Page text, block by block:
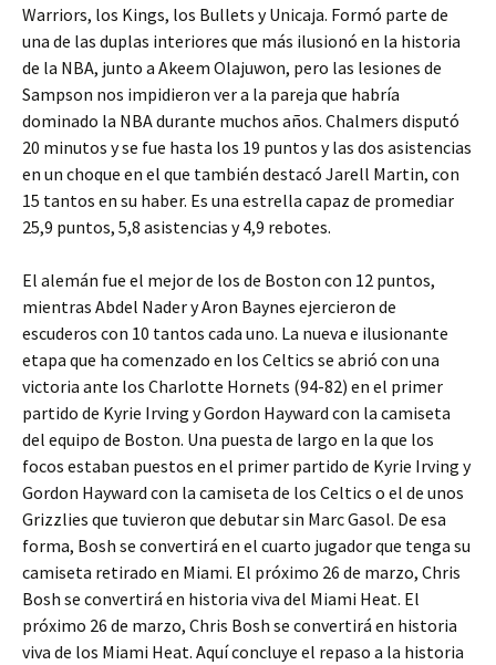
Warriors, los Kings, los Bullets y Unicaja. Formó parte de
una de las duplas interiores que más ilusionó en la historia
de la NBA, junto a Akeem Olajuwon, pero las lesiones de
Sampson nos impidieron ver a la pareja que habría
dominado la NBA durante muchos años. Chalmers disputó
20 minutos y se fue hasta los 19 puntos y las dos asistencias
en un choque en el que también destacó Jarell Martin, con
15 tantos en su haber. Es una estrella capaz de promediar
25,9 puntos, 5,8 asistencias y 4,9 rebotes.
El alemán fue el mejor de los de Boston con 12 puntos,
mientras Abdel Nader y Aron Baynes ejercieron de
escuderos con 10 tantos cada uno. La nueva e ilusionante
etapa que ha comenzado en los Celtics se abrió con una
victoria ante los Charlotte Hornets (94-82) en el primer
partido de Kyrie Irving y Gordon Hayward con la camiseta
del equipo de Boston. Una puesta de largo en la que los
focos estaban puestos en el primer partido de Kyrie Irving y
Gordon Hayward con la camiseta de los Celtics o el de unos
Grizzlies que tuvieron que debutar sin Marc Gasol. De esa
forma, Bosh se convertirá en el cuarto jugador que tenga su
camiseta retirado en Miami. El próximo 26 de marzo, Chris
Bosh se convertirá en historia viva del Miami Heat. El
próximo 26 de marzo, Chris Bosh se convertirá en historia
viva de los Miami Heat. Aquí concluye el repaso a la historia